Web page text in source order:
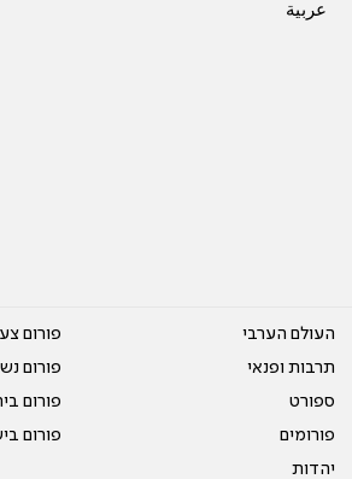
عربية
העולם הערבי
תרבות ופנאי
ספורט
פורומים
יהדות
פורום
פורום
פורום
פורום